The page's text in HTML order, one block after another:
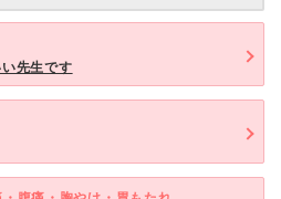
先生です